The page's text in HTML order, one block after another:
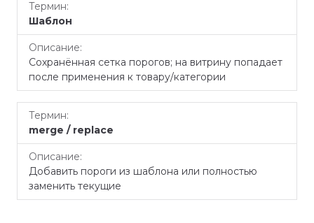
Шаблон
Сохранённая сетка порогов; на витрину попадает
после применения к товару/категории
merge / replace
Добавить пороги из шаблона или полностью
заменить текущие